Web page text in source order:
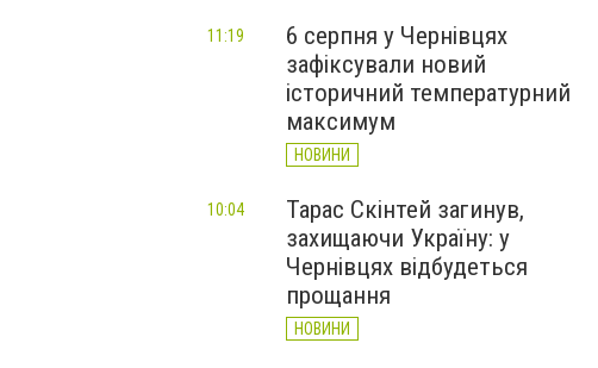
6 серпня у Чернівцях
зафіксували новий
історичний температурний
максимум
НОВИНИ
11:19
Тарас Скінтей загинув,
захищаючи Україну: у
Чернівцях відбудеться
прощання
НОВИНИ
10:04